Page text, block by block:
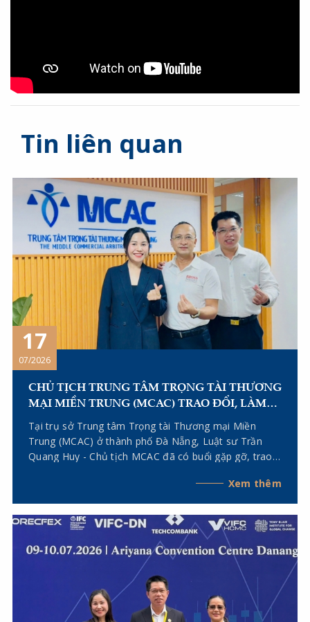
Tin liên quan
17
07/2026
CHỦ TỊCH TRUNG TÂM TRỌNG TÀI THƯƠNG
MẠI MIỀN TRUNG (MCAC) TRAO ĐỔI, LÀM
VIỆC VỚI CÁC TRƯỞNG VĂN PHÒNG ĐẠI
DIỆN TẠI TP. HÀ NỘI VÀ TP. HỒ CHÍ MINH
Tại trụ sở Trung tâm Trọng tài Thương mại Miền
Trung (MCAC) ở thành phố Đà Nẵng, Luật sư Trần
Quang Huy - Chủ tịch MCAC đã có buổi gặp gỡ, trao
phòng đại diện của MCAC tại TP. Hà Nội và Luật sư
Kiều Anh Vũ - Chủ tịch Hội đồng Khoa học, Trưởng
Văn phòng đại diện của MCAC tại TP. Hồ Chí Minh.
Xem thêm